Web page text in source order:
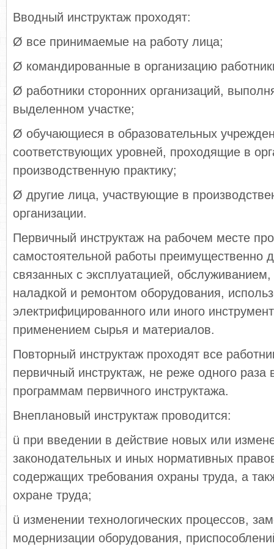
Вводный инструктаж проходят:
Ø все принимаемые на работу лица;
Ø командированные в организацию
Ø работники сторонних организаций,
выделенном участке;
Ø обучающиеся в образовательных
соответствующих уровней, проходящие в
производственную практику;
Ø другие лица, участвующие в
организации.
Первичный инструктаж на рабочем месте
самостоятельной работы преимущественно
связанных с эксплуатацией,
наладкой и ремонтом оборудования,
электрифицированного или иного
применением сырья и материалов.
Повторный инструктаж проходят все
первичный инструктаж, не реже одного
программам первичного инструктажа.
Внеплановый инструктаж проводится:
ü при введении в действие новых или
законодательных и иных нормативных
содержащих требования охраны труда, а
охране труда;
ü изменении технологических процессов,
модернизации оборудования,